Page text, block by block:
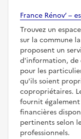
France Rénov’ –
Trouvez un
sur la commune
proposent un
d'information, de
pour les
qu'ils soient
copropriétaires.
fournit
financières
pertinents selon
professionnels.